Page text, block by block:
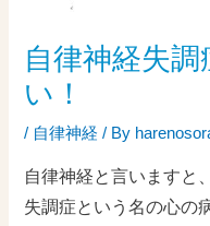
自律神経失
い！
/ 自律神経 / By
自律神経と言いますと
失調症という名の心の